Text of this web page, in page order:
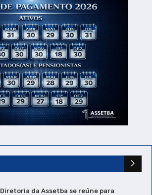
Diretoria da Assetba se reúne para